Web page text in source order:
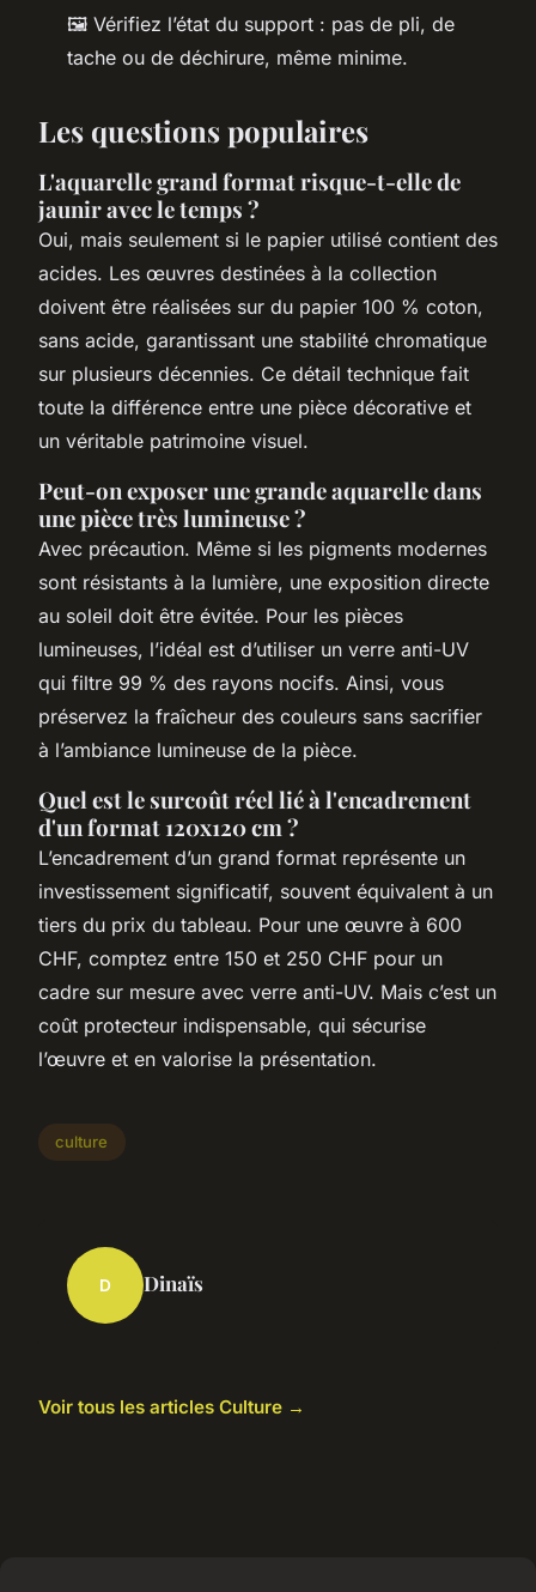
🖼️ Vérifiez l’état du support : pas de pli, de
tache ou de déchirure, même minime.
Les questions populaires
L'aquarelle grand format risque-t-elle de
jaunir avec le temps ?
Oui, mais seulement si le papier utilisé contient des
acides. Les œuvres destinées à la collection
doivent être réalisées sur du papier 100 % coton,
sans acide, garantissant une stabilité chromatique
sur plusieurs décennies. Ce détail technique fait
toute la différence entre une pièce décorative et
un véritable patrimoine visuel.
Peut-on exposer une grande aquarelle dans
une pièce très lumineuse ?
Avec précaution. Même si les pigments modernes
sont résistants à la lumière, une exposition directe
au soleil doit être évitée. Pour les pièces
lumineuses, l’idéal est d’utiliser un verre anti-UV
qui filtre 99 % des rayons nocifs. Ainsi, vous
préservez la fraîcheur des couleurs sans sacrifier
à l’ambiance lumineuse de la pièce.
Quel est le surcoût réel lié à l'encadrement
d'un format 120x120 cm ?
L’encadrement d’un grand format représente un
investissement significatif, souvent équivalent à un
tiers du prix du tableau. Pour une œuvre à 600
CHF, comptez entre 150 et 250 CHF pour un
cadre sur mesure avec verre anti-UV. Mais c’est un
coût protecteur indispensable, qui sécurise
l’œuvre et en valorise la présentation.
culture
D Dinaïs
Voir tous les articles Culture →